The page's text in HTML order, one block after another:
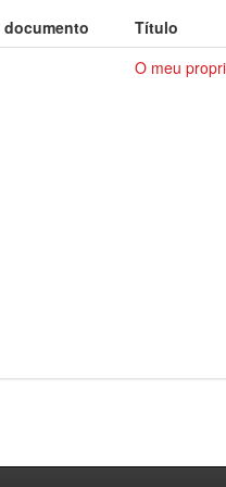
documento Título
O meu